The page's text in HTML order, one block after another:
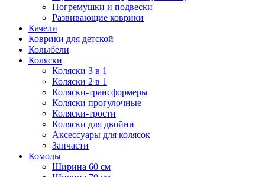
Погремушки и подвески
Развивающие коврики
Качели
Коврики для детской
Колыбели
Коляски
Коляски 3 в 1
Коляски 2 в 1
Коляски-трансформеры
Коляски прогулочные
Коляски-трости
Коляски для двойни
Аксессуары для колясок
Запчасти
Комоды
Ширина 60 см